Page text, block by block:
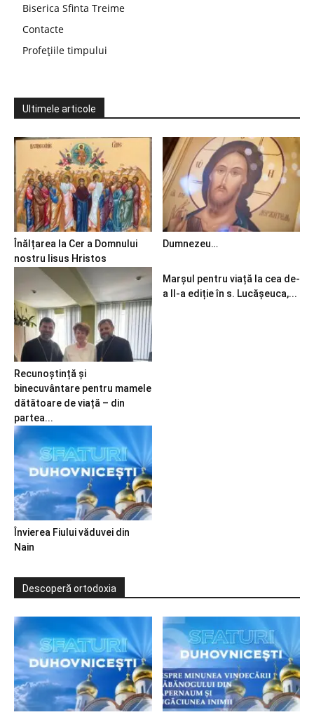
Biserica Sfinta Treime
Contacte
Profețiile timpului
Ultimele articole
Înălțarea la Cer a Domnului
nostru Iisus Hristos
Dumnezeu…
Recunoștință și
binecuvântare pentru mamele
dătătoare de viață – din
partea...
Marșul pentru viață la cea de-
a II-a ediție în s. Lucășeuca,...
Învierea Fiului văduvei din
Nain
Descoperă ortodoxia